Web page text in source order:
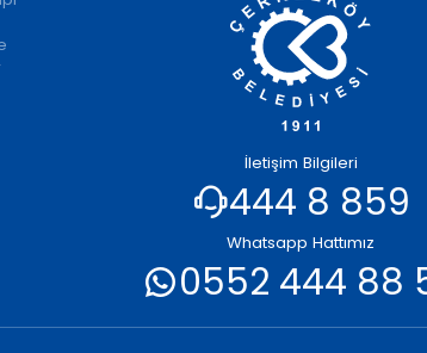
İletişim Bilgileri
444 8 859
Whatsapp Hattımız
0552 444 88